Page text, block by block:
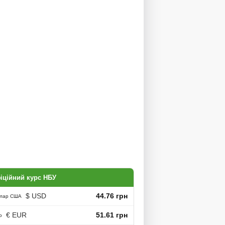
курс НБУ
США $ USD 44.76 грн
€ EUR 51.61 грн